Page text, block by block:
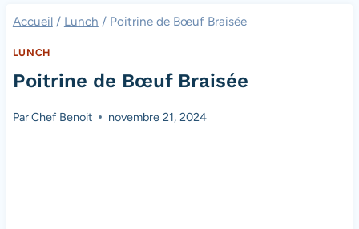
Accueil / Lunch / Poitrine de Bœuf Braisée
LUNCH
Poitrine de Bœuf Braisée
ParChef Benoit novembre 21, 2024